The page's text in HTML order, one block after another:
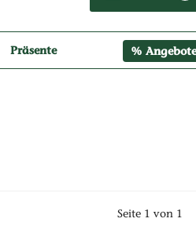
Präsente Angebote
Vorherige Seite
Seite 1 von 1